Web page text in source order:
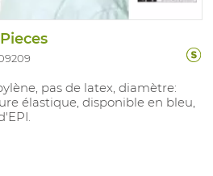
pas de latex, diamètre:
élastique, disponible en bleu,